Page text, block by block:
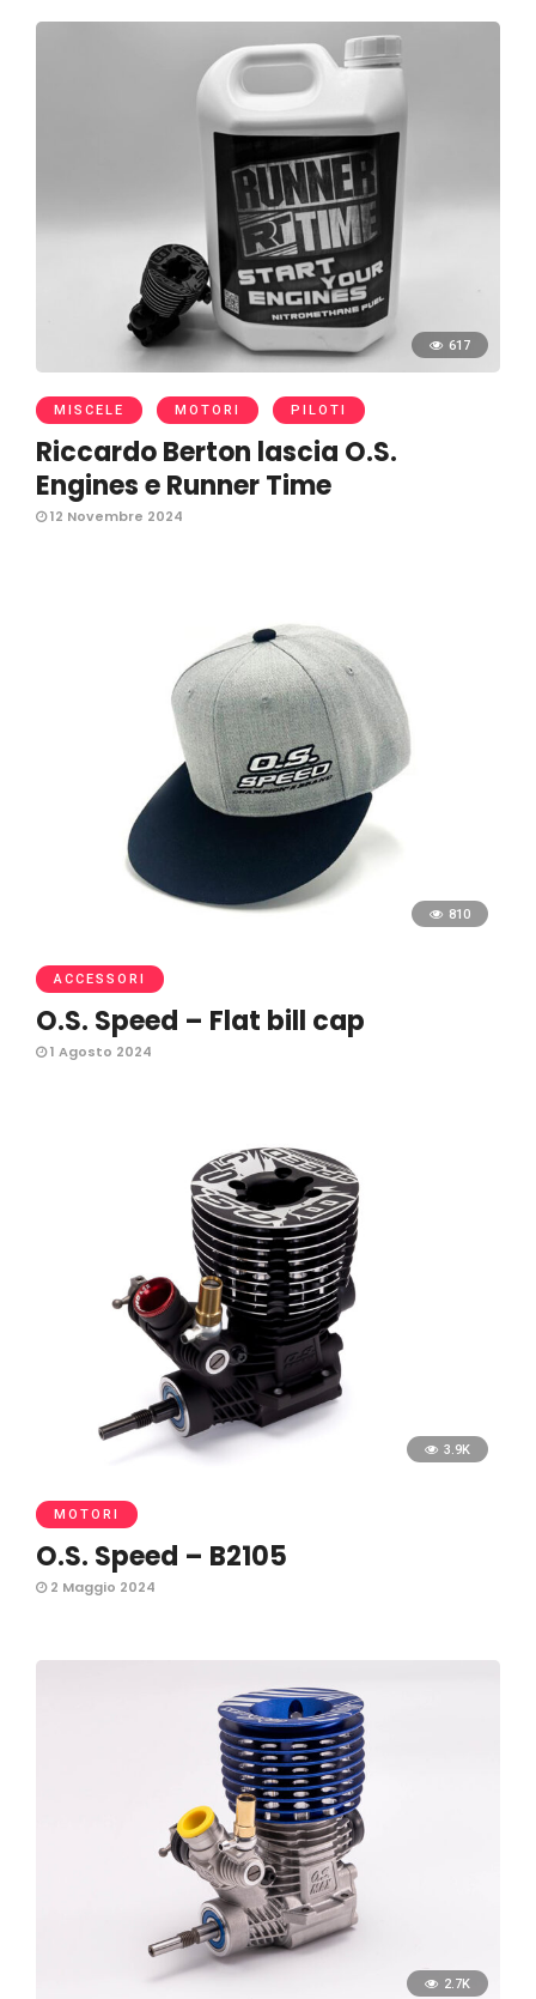
617
MISCELE MOTORI PILOTI
Riccardo Berton lascia O.S.
Engines e Runner Time
12 Novembre 2024
810
ACCESSORI
O.S. Speed – Flat bill cap
1 Agosto 2024
3.9K
MOTORI
O.S. Speed – B2105
2 Maggio 2024
2.7K